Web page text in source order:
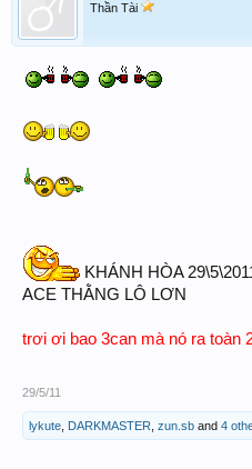
Thần Tài
KHÁNH HÒA
ACE THẰNG LÔ LƠN
trơi ơi bao 3can mà nó ra toàn
29/5/11
lykute DARKMASTER zun.sb and 4